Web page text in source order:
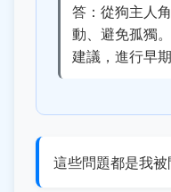
答：從狗主人
動、避免孤獨
建議，進行早期
這些問題都是我被